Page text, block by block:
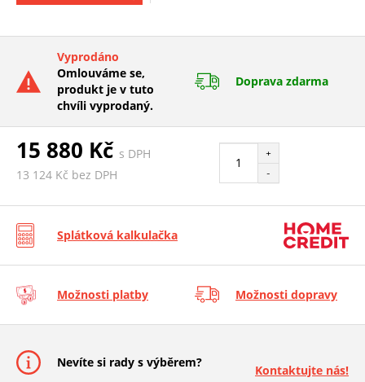
Vyprodáno
Omlouváme se,
produkt je v tuto
chvíli vyprodaný.
Doprava zdarma
15 880 Kč s DPH
13 124 Kč bez DPH
+
-
Splátková kalkulačka
Možnosti platby Možnosti dopravy
Nevíte si rady s výběrem?
Kontaktujte nás!